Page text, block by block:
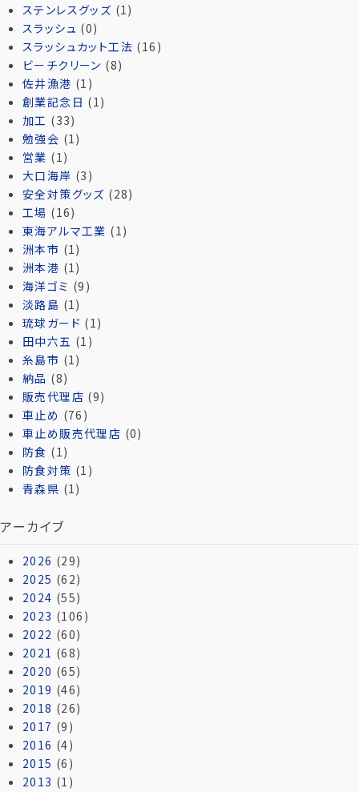
ステンレスグッズ (1)
スラッシュ (0)
スラッシュカット工法 (16)
ビーチクリーン (8)
佐井漁港 (1)
創業記念日 (1)
加工 (33)
勉強会 (1)
営業 (1)
大口海岸 (3)
安全対策グッズ (28)
工場 (16)
東海アルマ工業 (1)
洲本市 (1)
洲本港 (1)
海洋ゴミ (9)
淡路島 (1)
琉球ガード (1)
田中六五 (1)
糸島市 (1)
納品 (8)
販売代理店 (9)
車止め (76)
車止め販売代理店 (0)
防食 (1)
防食対策 (1)
青森県 (1)
アーカイブ
2026 (29)
2025 (62)
2024 (55)
2023 (106)
2022 (60)
2021 (68)
2020 (65)
2019 (46)
2018 (26)
2017 (9)
2016 (4)
2015 (6)
2013 (1)